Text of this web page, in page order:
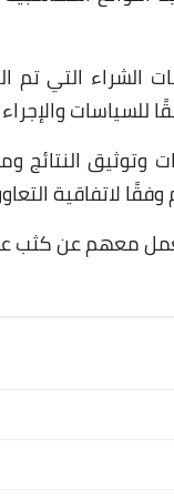
الشراء التي
للسياسات
النتائج
لاتفاقية
معهم عن كثب